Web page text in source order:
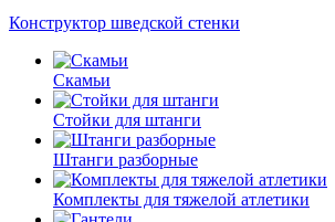
Конструктор шведской стенки
Скамьи
Стойки для штанги
Штанги разборные
Комплекты для тяжелой атлетики